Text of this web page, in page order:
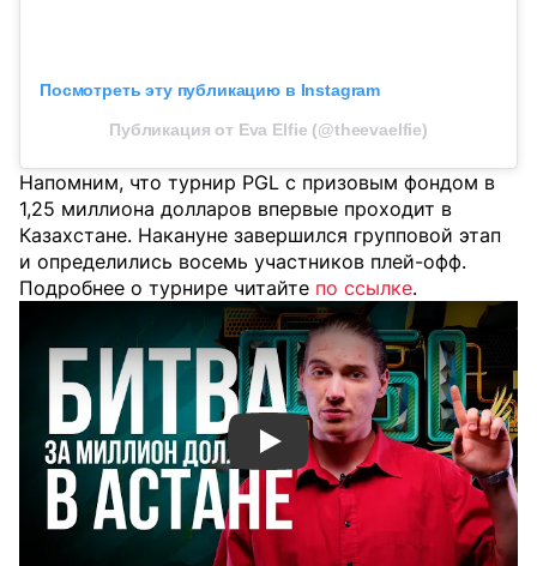
Посмотреть эту публикацию в Instagram
Публикация от Eva Elfie (@theevaelfie)
Напомним, что турнир PGL с призовым фондом в
1,25 миллиона долларов впервые проходит в
Казахстане. Накануне завершился групповой этап
и определились восемь участников плей-офф.
Подробнее о турнире читайте по ссылке.
Смотреть видео YouTube